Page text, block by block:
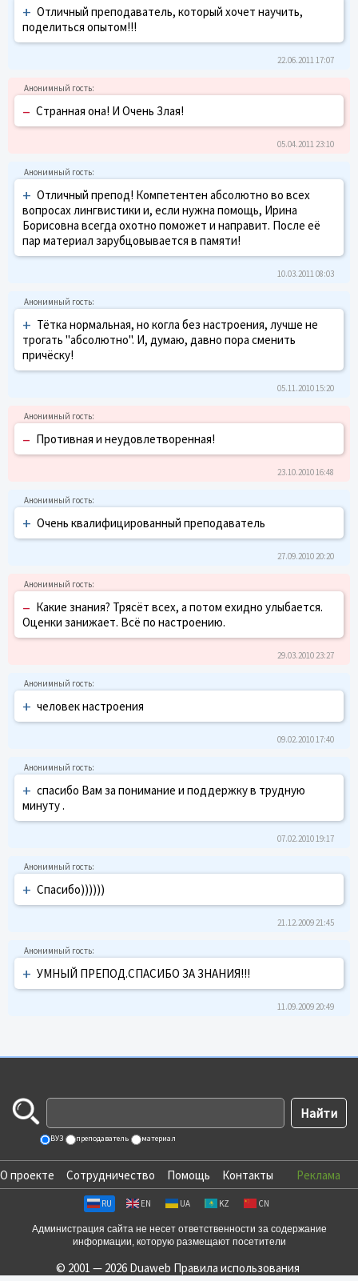
+ Отличный преподаватель, который хочет научить,
поделиться опытом!!!
22.06.2011 17:07
– Странная она! И Очень Злая!
05.04.2011 23:10
+ Отличный препод! Компетентен абсолютно во всех
вопросах лингвистики и, если нужна помощь, Ирина
Борисовна всегда охотно поможет и направит. После её
пар материал зарубцовывается в памяти!
10.03.2011 08:03
+ Тётка нормальная, но когла без настроения, лучше не
трогать "абсолютно". И, думаю, давно пора сменить
причёску!
05.11.2010 15:20
– Противная и неудовлетворенная!
23.10.2010 16:48
+ Очень квалифицированный преподаватель
27.09.2010 20:20
– Какие знания? Трясёт всех, а потом ехидно улыбается.
Оценки занижает. Всё по настроению.
29.03.2010 23:27
+ человек настроения
09.02.2010 17:40
+ спасибо Вам за понимание и поддержку в трудную
минуту .
07.02.2010 19:17
+ Спасибо))))))
21.12.2009 21:45
+ УМНЫЙ ПРЕПОД.СПАСИБО ЗА ЗНАНИЯ!!!
11.09.2009 20:49
ВУЗ преподаватель материал
О проекте Сотрудничество Помощь Контакты Реклама
RU EN UA KZ CN
Администрация сайта не несет ответственности за содержание
информации, которую размещают посетители
© 2001 — 2026 Duaweb Правила использования